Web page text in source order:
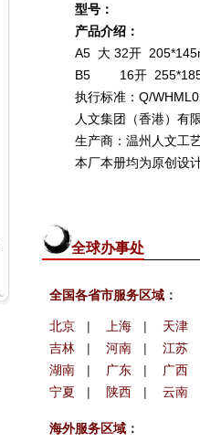
型号：
产品介绍：
A5 大 32开
B5 16开
执行标准：Q/
人文集团（香港）有
生产商：温州人文工
本厂本册均为原创设
全球办事处
全国各省市服务区域 ：
北京 | 上海 |
天津
吉林
| 河南 |
江苏
湖南
| 广东 |
广西
宁夏
| 陕西 | 云南
海外服务区域 ：